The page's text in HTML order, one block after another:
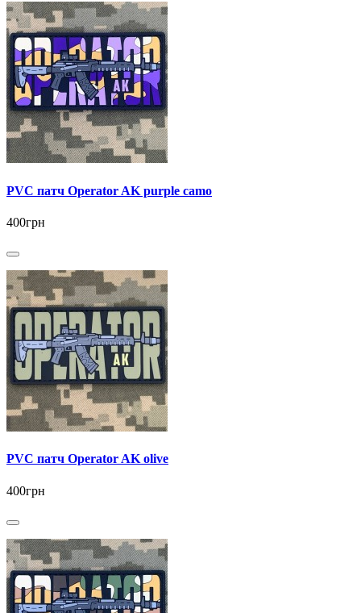
PVC патч Operator AK purple camo
400грн
PVC патч Operator AK olive
400грн